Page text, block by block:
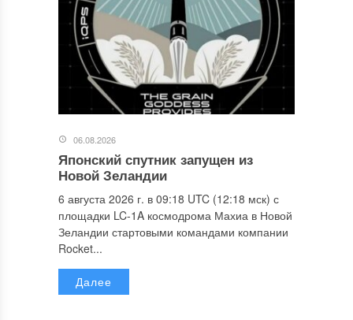
06.08.2026
Японский спутник запущен из
Новой Зеландии
6 августа 2026 г. в 09:18 UTC (12:18 мск) с
площадки LC-1A космодрома Махиа в Новой
Зеландии стартовыми командами компании
Rocket...
Далее